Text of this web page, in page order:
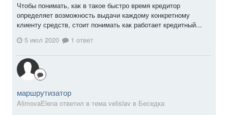
Чтобы понимать, как в такое быстро время кредитор
определяет возможность выдачи каждому конкретному
клиенту средств, стоит понимать как работает кредитный...
5 июл 2020
1 ответ
маршрутизатор
AlimovaElena ответил в тема velislav в Беседка